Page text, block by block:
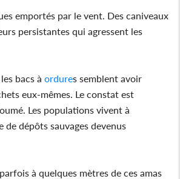
emportés par le vent. Des caniveaux
persistantes qui agressent les
bacs àordures semblent avoir
eux-mêmes. Le constat est
Les populations vivent à
dépôts sauvages devenus
à quelques mètres de ces amas